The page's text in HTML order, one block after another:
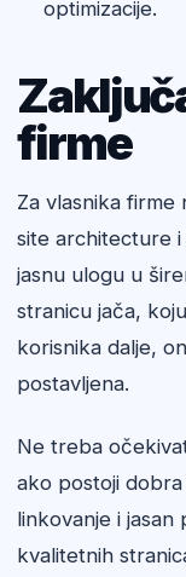
optimizacije.
firme
Za vlasnika firme
site architecture i
jasnu ulogu u
stranicu jača,
korisnika dalje,
postavljena.
Ne treba
ako postoji
linkovanje i jasan
kvalitetnih